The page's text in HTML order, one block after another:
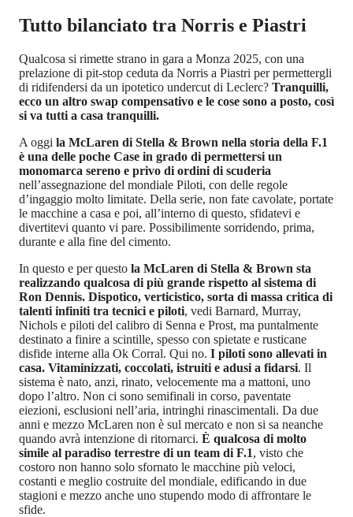
Tutto bilanciato tra Norris e Piastri
Qualcosa si rimette strano in gara a Monza 2025, con una
prelazione di pit-stop ceduta da Norris a Piastri per permettergli
di ridifendersi da un ipotetico undercut di Leclerc? Tranquilli,
ecco un altro swap compensativo e le cose sono a posto, così
si va tutti a casa tranquilli.
A oggi la McLaren di Stella & Brown nella storia della F.1
è una delle poche Case in grado di permettersi un
monomarca sereno e privo di ordini di scuderia
nell’assegnazione del mondiale Piloti, con delle regole
d’ingaggio molto limitate. Della serie, non fate cavolate, portate
le macchine a casa e poi, all’interno di questo, sfidatevi e
divertitevi quanto vi pare. Possibilimente sorridendo, prima,
durante e alla fine del cimento.
In questo e per questo la McLaren di Stella & Brown sta
realizzando qualcosa di più grande rispetto al sistema di
Ron Dennis. Dispotico, verticistico, sorta di massa critica di
talenti infiniti tra tecnici e piloti, vedi Barnard, Murray,
Nichols e piloti del calibro di Senna e Prost, ma puntalmente
destinato a finire a scintille, spesso con spietate e rusticane
disfide interne alla Ok Corral. Qui no. I piloti sono allevati in
casa. Vitaminizzati, coccolati, istruiti e adusi a fidarsi. Il
sistema è nato, anzi, rinato, velocemente ma a mattoni, uno
dopo l’altro. Non ci sono semifinali in corso, paventate
eiezioni, esclusioni nell’aria, intringhi rinascimentali. Da due
anni e mezzo McLaren non è sul mercato e non si sa neanche
quando avrà intenzione di ritornarci. È qualcosa di molto
simile al paradiso terrestre di un team di F.1, visto che
costoro non hanno solo sfornato le macchine più veloci,
costanti e meglio costruite del mondiale, edificando in due
stagioni e mezzo anche uno stupendo modo di affrontare le
sfide.